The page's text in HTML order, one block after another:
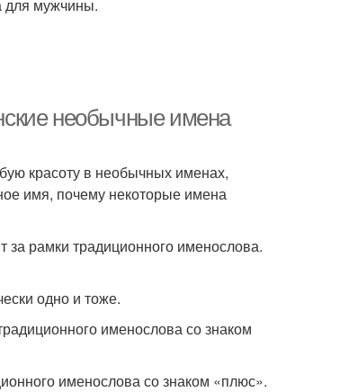
для мужчины.
необычные имена
красоту в необычных именах,
имя, почему некоторые имена
рамки традиционного именослова.
одно и тоже.
именослова со знаком
именослова со знаком «плюс».